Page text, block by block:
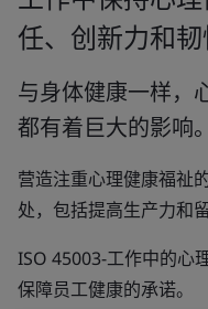
任、创新力和韧
与身体健康一样，
都有着巨大的影响。
营造注重心理健康福祉
处，包括提高生产力和
ISO 45003-工作中的心
保障员工健康的承诺。